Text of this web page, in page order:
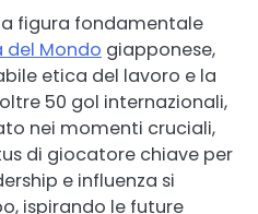
figura fondamentale
del Mondo giapponese,
etica del lavoro e la
50 gol internazionali,
nei momenti cruciali,
di giocatore chiave per
e influenza si
ispirando le future